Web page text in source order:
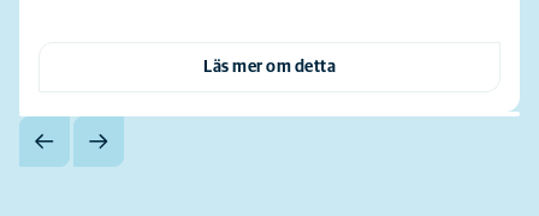
Läs mer om detta